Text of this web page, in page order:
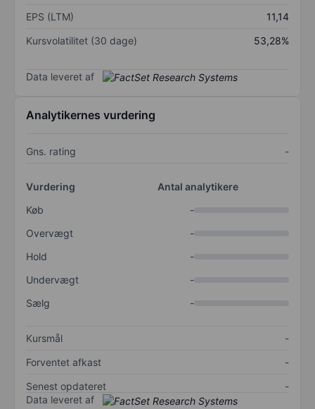
EPS (LTM)
11,14
Kursvolatilitet (30 dage)
53,28%
Data leveret af
Analytikernes vurdering
Gns. rating -
Vurdering
Antal analytikere
Køb
-
Overvægt
-
Hold
-
Undervægt
-
Sælg
-
Kursmål
-
Forventet afkast
-
Senest opdateret
-
Data leveret af